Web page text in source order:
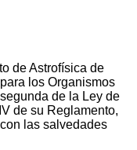
de Astrofísica de
los Organismos
de la Ley de
de su Reglamento,
las salvedades